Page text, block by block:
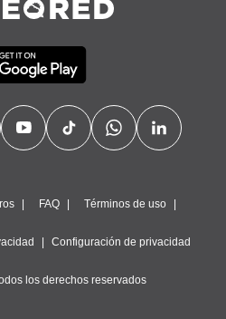
FAQ Términos de uso
Configuración de privacidad
los derechos reservados